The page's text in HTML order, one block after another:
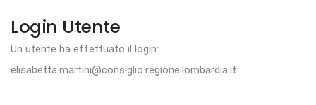
Login Utente
Un utente ha effettuato il login:
elisabetta.martini@consiglio.regione.lombardia.it